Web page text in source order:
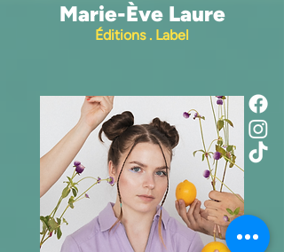
Marie-Ève Laure
Éditions . Label